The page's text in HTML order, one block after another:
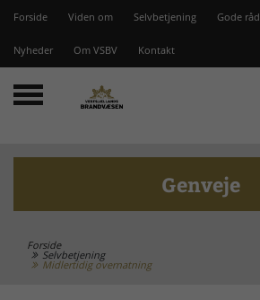
Forside Viden om Selvbetjening Gode råd
Nyheder Om VSBV Kontakt
Genveje
Beredskabskommission
Forside
Selvbetjening
Midlertidig overnatning